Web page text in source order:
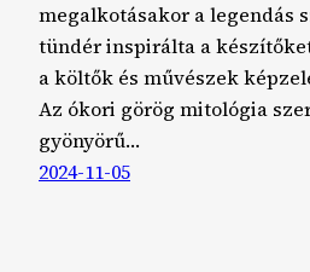
megalkotásakor a legendás
tündér inspirálta a
a költők és művészek
Az ókori görög mitológia
gyönyörű…
2024-11-05